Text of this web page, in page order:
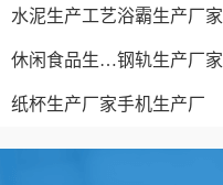
水泥生产工艺浴霸生产厂家
休闲食品生产线钢轨生产厂家
纸杯生产厂家手机生产厂